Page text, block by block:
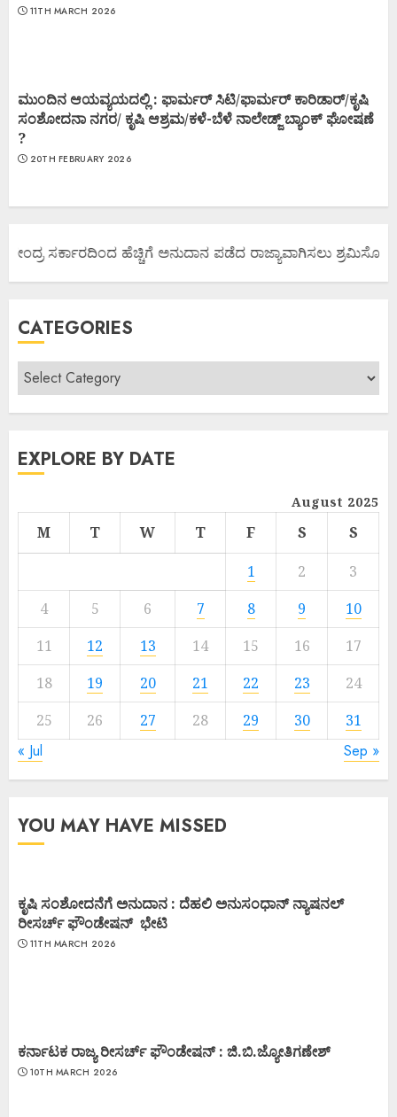
11TH MARCH 2026
ಮುಂದಿನ ಆಯವ್ಯಯದಲ್ಲಿ : ಫಾರ್ಮರ್ ಸಿಟಿ/ಫಾರ್ಮರ್ ಕಾರಿಡಾರ್/ಕೃಷಿ
ಸಂಶೋದನಾ ನಗರ/ ಕೃಷಿ ಆಶ್ರಮ/ಕಳೆ-ಬೆಳೆ ನಾಲೇಡ್ಜ್ ಬ್ಯಾಂಕ್ ಘೋಷಣೆ
?
20TH FEBRUARY 2026
ಕೇಂದ್ರ ಸರ್ಕಾರದಿಂದ ಹೆಚ್ಚಿಗೆ ಅನುದಾನ ಪಡೆದ ರಾಜ್ಯಾವಾಗಿಸಲು ಶ್ರಮಿಸೋಣ
CATEGORIES
EXPLORE BY DATE
August 2025
M T W T F S
S
1
2
3
4
5 6 7 8 9
10
11
12 13 14 15 16
17
18
19 20 21 22 23
24
25
26 27 28 29 30 31
« Jul Sep »
YOU MAY HAVE MISSED
ಕೃಷಿ ಸಂಶೋದನೆಗೆ ಅನುದಾನ : ದೆಹಲಿ ಅನುಸಂಧಾನ್ ನ್ಯಾಷನಲ್
ರೀಸರ್ಚ್ ಫೌಂಡೇಷನ್ ಭೇಟಿ
11TH MARCH 2026
ಕರ್ನಾಟಕ ರಾಜ್ಯ ರೀಸರ್ಚ್ ಫೌಂಡೇಷನ್ : ಜಿ.ಬಿ.ಜ್ಯೋತಿಗಣೇಶ್
10TH MARCH 2026